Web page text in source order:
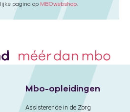
pagina op MBOwebshop
Mbo-opleidingen
Assisterende in de Zorg